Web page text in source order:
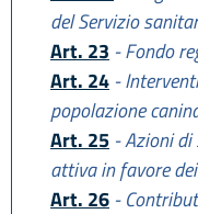
del Servizio
Art. 23 - Fondo
Art. 24 -
popolazione
Art. 25 - Azioni
attiva in favore
Art. 26 -